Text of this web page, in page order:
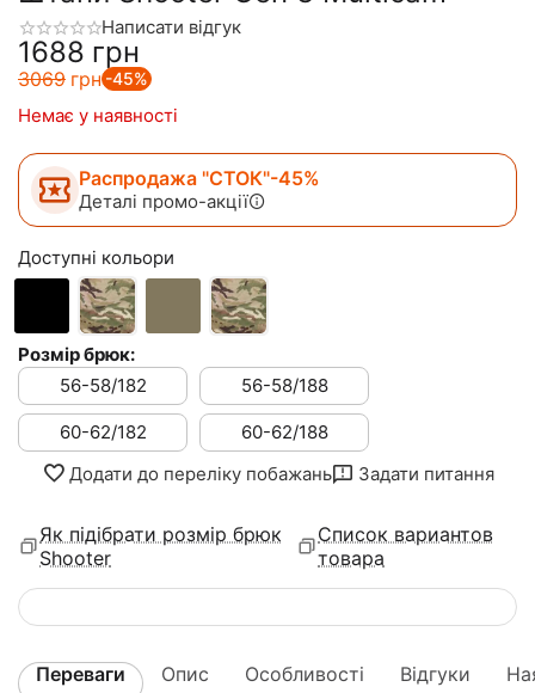
Написати відгук
‍1688‍ грн
‍3069‍ грн -45%
Немає у наявності
Распродажа "СТОК"-45%
Деталі промо-акції
Доступні кольори
Розмір брюк:
56-58/182
56-58/188
60-62/182
60-62/188
Додати до переліку побажань
Задати питання
Як підібрати розмір брюк
Shooter
Список вариантов
товара
Переваги Опис Особливості Відгуки